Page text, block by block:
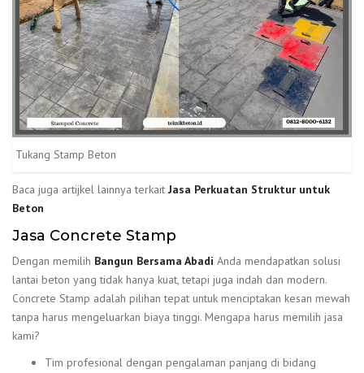
Tukang Stamp Beton
Baca juga artijkel lainnya terkait Jasa Perkuatan Struktur untuk
Beton
Jasa Concrete Stamp
Dengan memilih Bangun Bersama Abadi Anda mendapatkan solusi
lantai beton yang tidak hanya kuat, tetapi juga indah dan modern.
Concrete Stamp adalah pilihan tepat untuk menciptakan kesan mewah
tanpa harus mengeluarkan biaya tinggi. Mengapa harus memilih jasa
kami?
Tim profesional dengan pengalaman panjang di bidang